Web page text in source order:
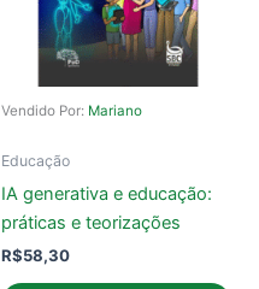
Vendido Por: Mariano
Educação
IA generativa e educação:
práticas e teorizações
R$58,30